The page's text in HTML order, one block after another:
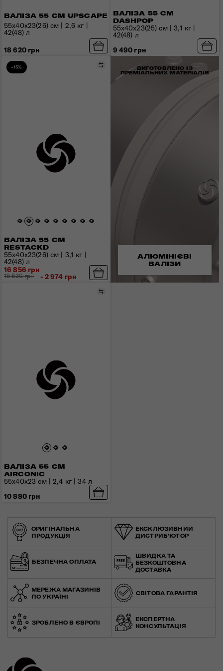
ВАЛІЗА 55 СМ UPSCAPE
55x40x23(26) см | 2,6 кг |
42(48) л
18 620 грн
ВАЛІЗА 55 СМ
DASHPOP
55x40x23(25) см | 3,1 кг |
42(48) л
9 490 грн
-15%
ВАЛІЗА 55 СМ
RESTACKD
Порівняти
55x40x23(26) см | 3,1 кг |
42(48) л
16 856 грн
19 830 грн - 2 974 грн
ВАЛІЗА 55 СМ
AIRCONIC
Порівняти
55x40x23 см | 2,4 кг | 34 л
10 880 грн
ВИГОТОВЛЕНО ІЗ
ПРЕМІАЛЬНИХ МАТЕРІАЛІВ
АЛЮМІНІЄВІ
ВАЛІЗИ
ОРИГІНАЛЬНА
ПРОДУКЦІЯ
ЕКСКЛЮЗИВНИЙ
ДИСТРИБ'ЮТОР
БЕЗПЕЧНА ОПЛАТА
ШВИДКА ТА
БЕЗКОШТОВНА
ДОСТАВКА
МЕРЕЖА МАГАЗИНІВ
ПО УКРАЇНІ
СВІТОВА ГАРАНТІЯ
ЗРОБЛЕНО В ЄВРОПІ
ЕКСПЕРТНА
КОНСУЛЬТАЦІЯ